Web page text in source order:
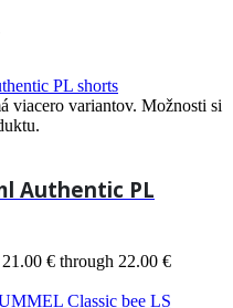
viacero variantov. Možnosti si
Authentic PL
€ through 22.00 €